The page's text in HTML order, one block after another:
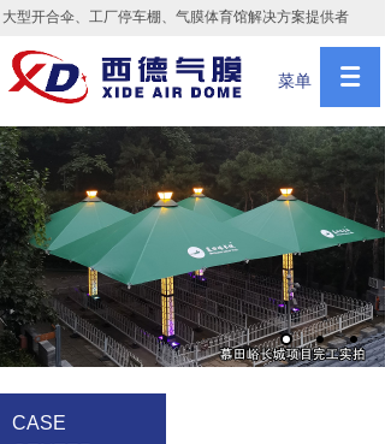
大型开合伞、工厂停车棚、气膜体育馆解决方案提供者
菜单
CASE